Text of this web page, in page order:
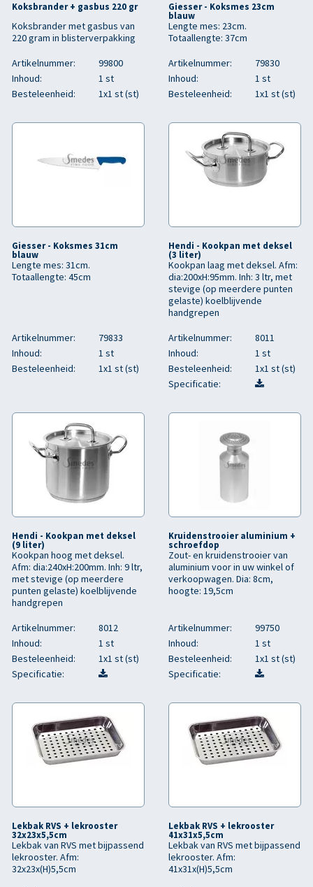
Koksbrander + gasbus 220 gr
Koksbrander met gasbus van
220 gram in blisterverpakking
Artikelnummer:
99800
Inhoud:
1 st
Besteleenheid:
1x1 st (st)
Giesser - Koksmes 23cm
blauw
Lengte mes: 23cm.
Totaallengte: 37cm
Artikelnummer:
79830
Inhoud:
1 st
Besteleenheid:
1x1 st (st)
Giesser - Koksmes 31cm
blauw
Lengte mes: 31cm.
Totaallengte: 45cm
Artikelnummer:
79833
Inhoud:
1 st
Besteleenheid:
1x1 st (st)
Hendi - Kookpan met deksel
(3 liter)
Kookpan laag met deksel. Afm:
dia:200xH:95mm. Inh: 3 ltr, met
stevige (op meerdere punten
gelaste) koelblijvende
handgrepen
Artikelnummer:
8011
Inhoud:
1 st
Besteleenheid:
1x1 st (st)
Specificatie:
Hendi - Kookpan met deksel
(9 liter)
Kookpan hoog met deksel.
Afm: dia:240xH:200mm. Inh: 9 ltr,
met stevige (op meerdere
punten gelaste) koelblijvende
handgrepen
Artikelnummer:
8012
Inhoud:
1 st
Besteleenheid:
1x1 st (st)
Specificatie:
Kruidenstrooier aluminium +
schroefdop
Zout- en kruidenstrooier van
aluminium voor in uw winkel of
verkoopwagen. Dia: 8cm,
hoogte: 19,5cm
Artikelnummer:
99750
Inhoud:
1 st
Besteleenheid:
1x1 st (st)
Specificatie:
Lekbak RVS + lekrooster
32x23x5,5cm
Lekbak van RVS met bijpassend
lekrooster. Afm:
32x23x(H)5,5cm
Lekbak RVS + lekrooster
41x31x5,5cm
Lekbak van RVS met bijpassend
lekrooster. Afm:
41x31x(H)5,5cm